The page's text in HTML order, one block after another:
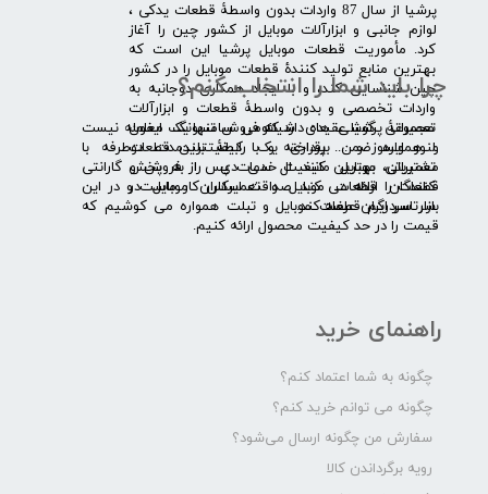
​پرشیا از سال 87 واردات بدون واسطۀ قطعات یدکی ،
لوازم جانبی و ابزارآلات موبایل از کشور چین را آغاز
کرد. مأموریت قطعات موبایل پرشیا این است که
بهترین منابع تولید کنندۀ قطعات موبایل را در کشور
چین شناسایی کند، و با ایجاد همکاری دوجانبه به
واردات تخصصی و بدون واسطۀ قطعات و ابزارآلات
تعمیراتی گوشی های شیائومی سامسونگ ایفون
لنوو ایسوز و .... پرداخته و با کیفیت­ترین قطعات
تعمیراتی موبایل مانند ال سی دی را به پخش
کنندگان قطعات موبایل و تعمیرکاران موبایل در
سرتاسر ایران عرضه کند.
راهنمای خرید
چگونه به شما اعتماد کنم؟
چگونه می توانم خرید کنم؟
سفارش من چگونه ارسال می‌شود؟
رویه برگرداندن کالا
چرا باید شما را انتخاب کنم؟
​​ ​مجموعۀ پرشیا عقیده دارد که فروش تنها یک معامله نیست
و همواره ضمن برقراری یک رابطۀ بلندمدت دوطرفه با
مشتریان، بهترین کیفیت خدمات پس از فروش و گارانتی
قطعات را ارائه می­ کند. صداقت اساس کار ماست و در این
بازار سردرگم قطعات موبایل و تبلت همواره می کوشیم که
قیمت را در حد کیفیت محصول ارائه کنیم.